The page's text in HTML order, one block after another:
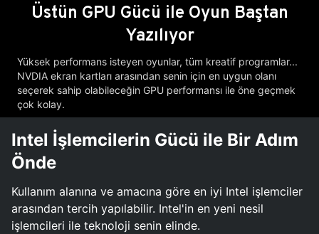
Üstün GPU Gücü ile Oyun Baştan
Yazılıyor
Yüksek performans isteyen oyunlar, tüm kreatif programlar...
NVDIA ekran kartları arasından senin için en uygun olanı
seçerek sahip olabileceğin GPU performansı ile öne geçmek
çok kolay.
Intel İşlemcilerin Gücü ile Bir Adım
Önde
Kullanım alanına ve amacına göre en iyi Intel işlemciler
arasından tercih yapılabilir. Intel'in en yeni nesil
işlemcileri ile teknoloji senin elinde.